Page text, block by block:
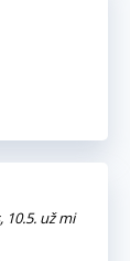
10.5. už mi